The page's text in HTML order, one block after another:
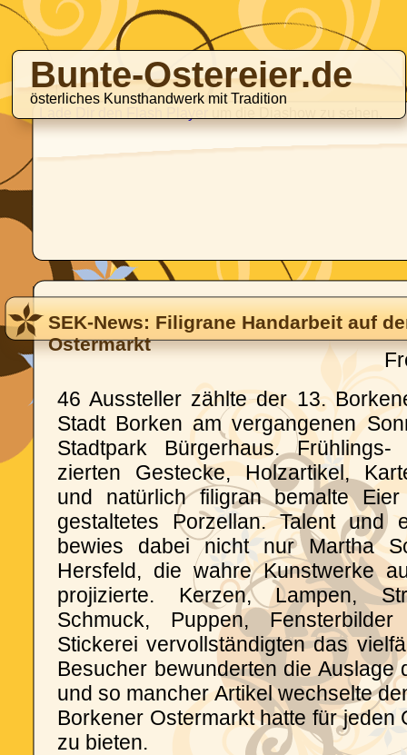
Bunte-Ostereier.de
österliches Kunsthandwerk mit Tradition
SEK-News: Filigrane Handarbeit auf
Ostermarkt
46 Aussteller zählte der 13.
Stadt Borken am vergangenen
Stadtpark Bürgerhaus.
zierten Gestecke, Holzartikel,
und natürlich filigran bemalte
gestaltetes Porzellan. Talent und
bewies dabei nicht nur Martha
Hersfeld, die wahre Kunstwerke
projizierte. Kerzen, Lampen,
Schmuck, Puppen,
Stickerei vervollständigten das
Besucher bewunderten die Auslage
und so mancher Artikel wechselte
Borkener Ostermarkt hatte für jeden
zu bieten.